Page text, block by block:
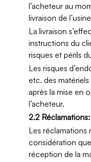
l’acheteur au
livraison de
La livraison
instructions du
risques et périls
Les risques
etc. des
après la mise en
l’acheteur.
2.2 Réclamations:
Les réclamations
considération
réception de la